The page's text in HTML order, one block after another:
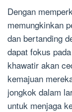
Dengan
memungkinkan
dan bertanding
dapat fokus
khawatir akan
kemajuan
jongkok dalam
untuk menjaga